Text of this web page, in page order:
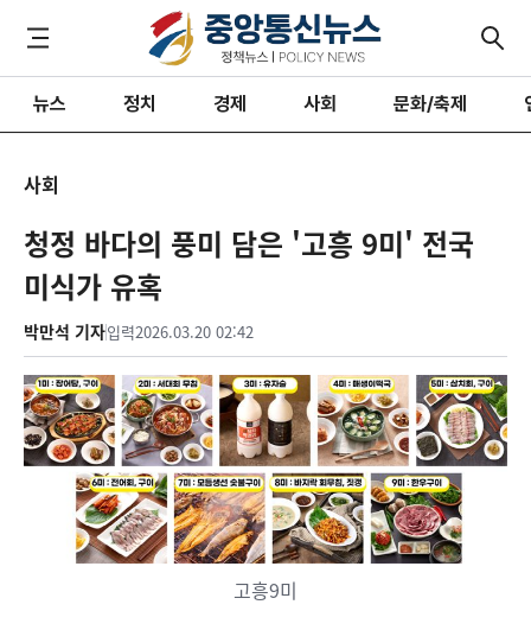
뉴스 정치 경제 사회 문화/축제
사회
청정 바다의 풍미 담은 '고흥 9미' 전국
미식가 유혹
박만석 기자입력2026.03.20 02:42
고흥9미